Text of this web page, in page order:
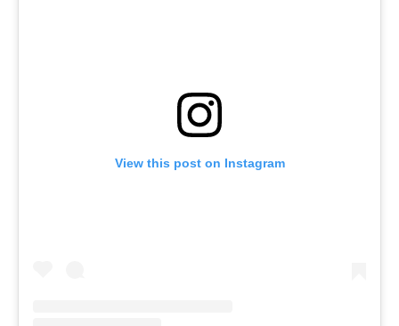
View this post on Instagram